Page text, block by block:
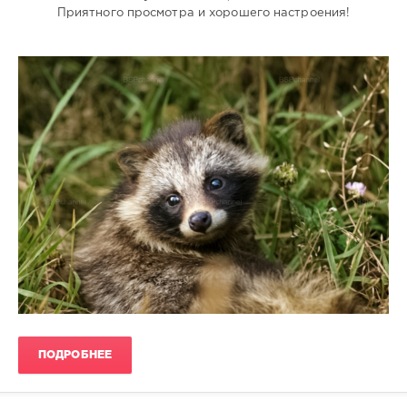
Приятного просмотра и хорошего настроения!
ПОДРОБНЕЕ